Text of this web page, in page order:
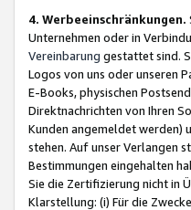
4. Werbeeinschränkungen.
Unternehmen oder in
Vereinbarung gestattet sind.
Logos von uns oder unseren
E-Books, physischen
Direktnachrichten von Ihren
Kunden angemeldet werden)
stehen. Auf unser Verlangen
Bestimmungen eingehalten
Sie die Zertifizierung nicht in
Klarstellung: (i) Für die